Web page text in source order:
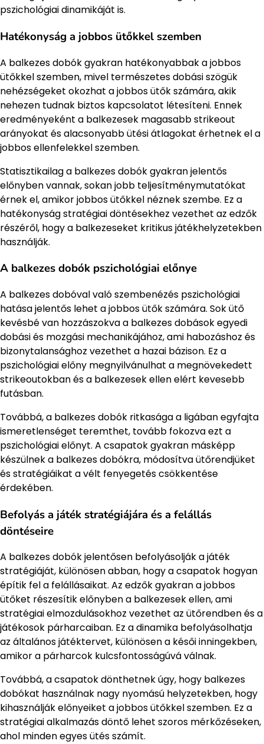
pszichológiai dinamikáját is.
Hatékonyság a jobbos ütőkkel szemben
A balkezes dobók gyakran hatékonyabbak a jobbos
ütőkkel szemben, mivel természetes dobási szögük
nehézségeket okozhat a jobbos ütők számára, akik
nehezen tudnak biztos kapcsolatot létesíteni. Ennek
eredményeként a balkezesek magasabb strikeout
arányokat és alacsonyabb ütési átlagokat érhetnek el a
jobbos ellenfelekkel szemben.
Statisztikailag a balkezes dobók gyakran jelentős
előnyben vannak, sokan jobb teljesítménymutatókat
érnek el, amikor jobbos ütőkkel néznek szembe. Ez a
hatékonyság stratégiai döntésekhez vezethet az edzők
részéről, hogy a balkezeseket kritikus játékhelyzetekben
használják.
A balkezes dobók pszichológiai előnye
A balkezes dobóval való szembenézés pszichológiai
hatása jelentős lehet a jobbos ütők számára. Sok ütő
kevésbé van hozzászokva a balkezes dobások egyedi
dobási és mozgási mechanikájához, ami habozáshoz és
bizonytalansághoz vezethet a hazai bázison. Ez a
pszichológiai előny megnyilvánulhat a megnövekedett
strikeoutokban és a balkezesek ellen elért kevesebb
futásban.
Továbbá, a balkezes dobók ritkasága a ligában egyfajta
ismeretlenséget teremthet, tovább fokozva ezt a
pszichológiai előnyt. A csapatok gyakran másképp
készülnek a balkezes dobókra, módosítva ütőrendjüket
és stratégiáikat a vélt fenyegetés csökkentése
érdekében.
Befolyás a játék stratégiájára és a felállás
döntéseire
A balkezes dobók jelentősen befolyásolják a játék
stratégiáját, különösen abban, hogy a csapatok hogyan
építik fel a felállásaikat. Az edzők gyakran a jobbos
ütőket részesítik előnyben a balkezesek ellen, ami
stratégiai elmozdulásokhoz vezethet az ütőrendben és a
játékosok párharcaiban. Ez a dinamika befolyásolhatja
az általános játéktervet, különösen a késői inningekben,
amikor a párharcok kulcsfontosságúvá válnak.
Továbbá, a csapatok dönthetnek úgy, hogy balkezes
dobókat használnak nagy nyomású helyzetekben, hogy
kihasználják előnyeiket a jobbos ütőkkel szemben. Ez a
stratégiai alkalmazás döntő lehet szoros mérkőzéseken,
ahol minden egyes ütés számít.